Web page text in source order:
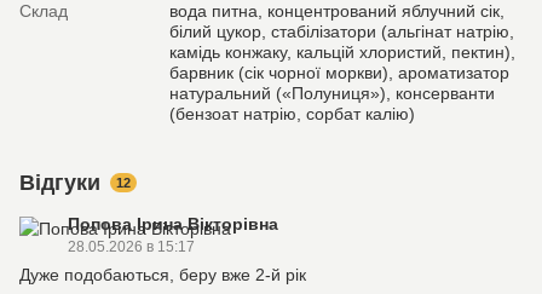
Склад
вода питна, концентрований яблучний сік,
білий цукор, стабілізатори (альгінат натрію,
камідь конжаку, кальцій хлористий, пектин),
барвник (сік чорної моркви), ароматизатор
натуральний («Полуниця»), консерванти
(бензоат натрію, сорбат калію)
Відгуки 12
Попова Ірина Вікторівна
28.05.2026 в 15:17
Дуже подобаються, беру вже 2-й рік